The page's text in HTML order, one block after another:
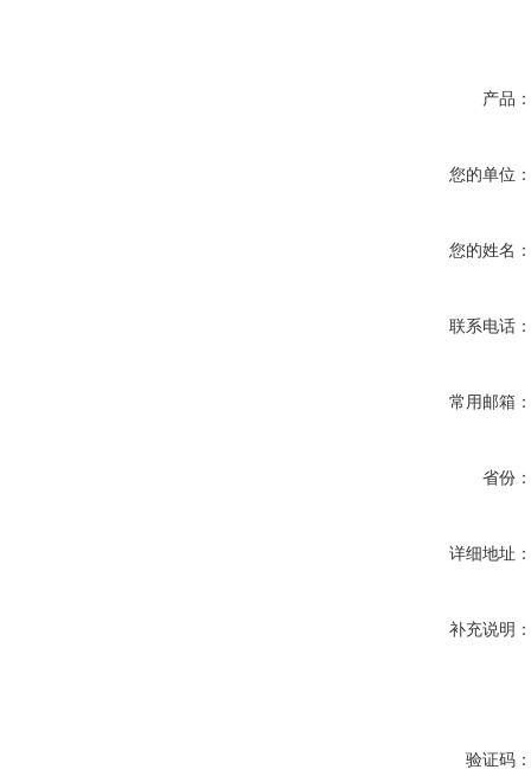
产品：
您的单位：
您的姓名：
联系电话：
常用邮箱：
省份：
详细地址：
补充说明：
验证码：